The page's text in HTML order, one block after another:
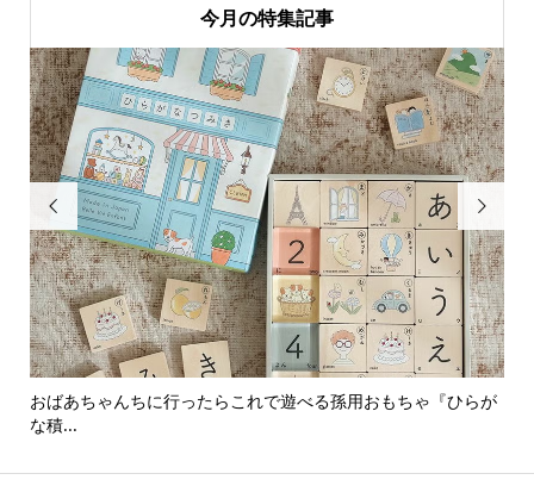
今月の特集記事

おばあちゃんちに行ったらこれで遊べる孫用おもちゃ『ひらが
な積...
